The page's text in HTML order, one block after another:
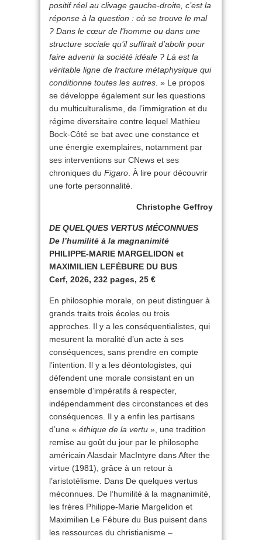
positif réel au clivage gauche-droite, c’est la
réponse à la question : où se trouve le mal
? Dans le cœur de l’homme ou dans une
structure sociale qu’il suffirait d’abolir pour
faire advenir la société idéale ? Là est la
véritable ligne de fracture métaphysique qui
conditionne toutes les autres. » Le propos
se développe également sur les questions
du multiculturalisme, de l’immigration et du
régime diversitaire contre lequel Mathieu
Bock-Côté se bat avec une constance et
une énergie exemplaires, notamment par
ses interventions sur CNews et ses
chroniques du Figaro . À lire pour découvrir
une forte personnalité.
Christophe Geffroy
DE QUELQUES VERTUS MÉCONNUES
De l’humilité à la magnanimité
PHILIPPE-MARIE MARGELIDON et
MAXIMILIEN LEFÉBURE DU BUS
Cerf, 2026, 232 pages, 25 €
En philosophie morale, on peut distinguer à
grands traits trois écoles ou trois
approches. Il y a les conséquentialistes, qui
mesurent la moralité d’un acte à ses
conséquences, sans prendre en compte
l’intention. Il y a les déontologistes, qui
défendent une morale consistant en un
ensemble d’impératifs à respecter,
indépendamment des circonstances et des
conséquences. Il y a enfin les partisans
d’une « éthique de la vertu », une tradition
remise au goût du jour par le philosophe
américain Alasdair MacIntyre dans After the
virtue (1981), grâce à un retour à
l’aristotélisme. Dans De quelques vertus
méconnues. De l’humilité à la magnanimité,
les frères Philippe-Marie Margelidon et
Maximilien Le Fébure du Bus puisent dans
les ressources du christianisme –